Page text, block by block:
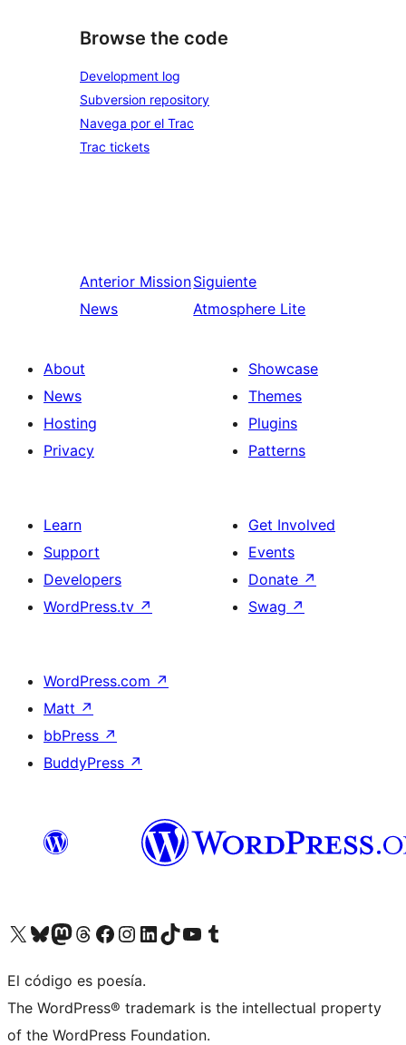
Browse the code
Development log
Subversion repository
Navega por el Trac
Trac tickets
Anterior Mission
News
Siguiente
Atmosphere Lite
About
News
Hosting
Privacy
Showcase
Themes
Plugins
Patterns
Learn
Support
Developers
WordPress.tv ↗
Get Involved
Events
Donate ↗
Swag ↗
WordPress.com ↗
Matt ↗
bbPress ↗
BuddyPress ↗
Visit our X (formerly Twitter) account
Visit our Bluesky account
Visit our Mastodon account
Visit our Threads account
Visit our Facebook page
Visit our Instagram account
Visit our LinkedIn account
Visit our TikTok account
Visit our YouTube channel
Visit our Tumblr account
El código es poesía.
The WordPress® trademark is the intellectual property
of the WordPress Foundation.